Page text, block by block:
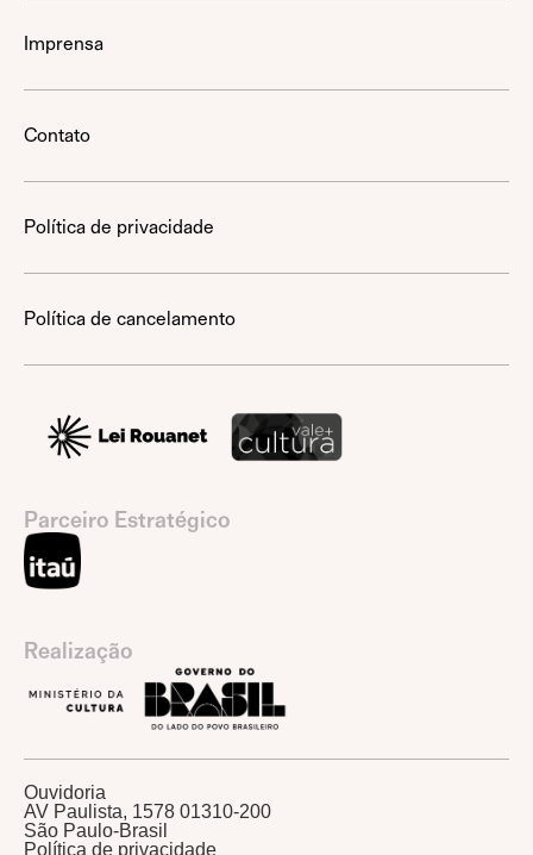
Imprensa
Contato
Política de privacidade
Política de cancelamento
Parceiro Estratégico
Realização
Ouvidoria
AV Paulista, 1578 01310-200
São Paulo-Brasil
Política de privacidade